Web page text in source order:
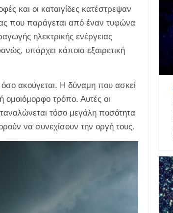
και οι καταιγίδες κατέστρεψαν
που παράγεται από έναν τυφώνα
ηλεκτρικής ενέργειας
υπάρχει κάποια εξαιρετική
ακούγεται. Η δύναμη που ασκεί
ομοιόμορφο τρόπο. Αυτές οι
τόσο μεγάλη ποσότητα
να συνεχίσουν την οργή τους.